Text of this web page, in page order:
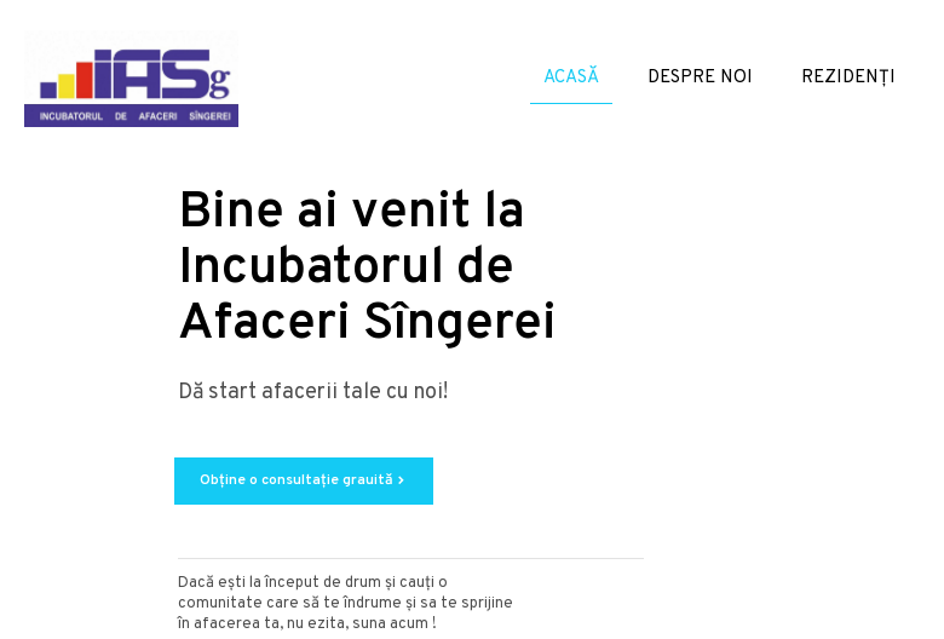
ACASĂ DESPRE NOI REZIDENȚI
Dacă ești la început de drum și cauți o
comunitate care să te îndrume și sa te sprijine
în afacerea ta, nu ezita, suna acum !
Bine ai venit la
Incubatorul de
Afaceri Sîngerei
Dă start afacerii tale cu noi!
Obține o consultație grauită chevron_right